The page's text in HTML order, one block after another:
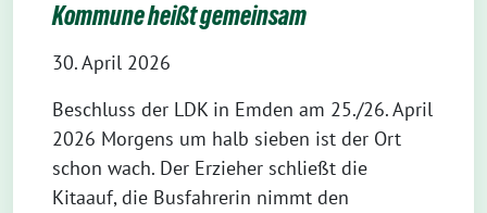
Kommune heißt gemeinsam
30. April 2026
Beschluss der LDK in Emden am 25./26. April
2026 Morgens um halb sieben ist der Ort
schon wach. Der Erzieher schließt die
Kitaauf, die Busfahrerin nimmt den